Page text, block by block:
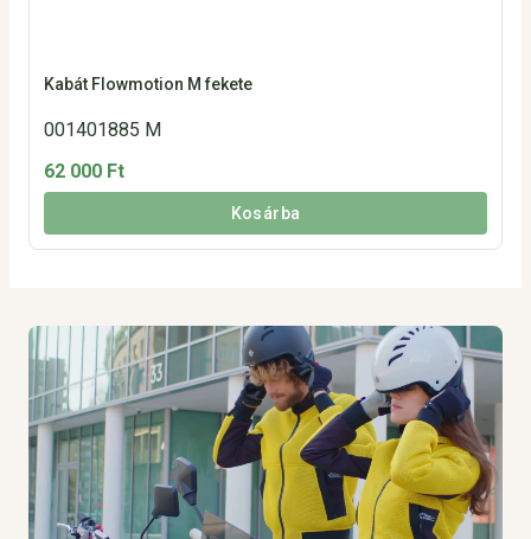
Kabát Flowmotion M fekete
001401885 M
62 000 Ft
Kosárba